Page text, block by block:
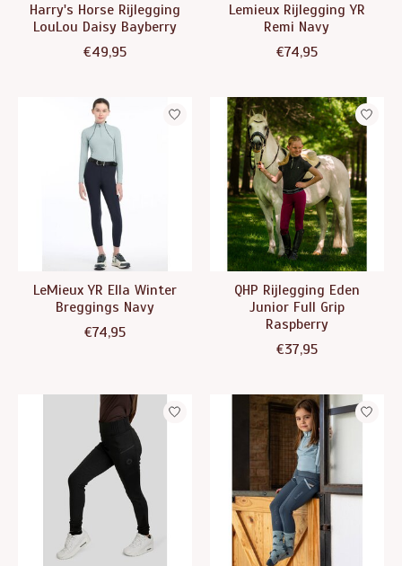
Harry's Horse Rijlegging
LouLou Daisy Bayberry
€49,95
Lemieux Rijlegging YR
Remi Navy
€74,95
LeMieux YR Ella Winter
Breggings Navy
€74,95
QHP Rijlegging Eden
Junior Full Grip
Raspberry
€37,95